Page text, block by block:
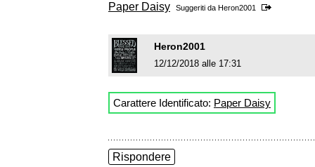
Paper Daisy Suggeriti da Heron2001
Heron2001
12/12/2018 alle 17:31
Carattere Identificato: Paper Daisy
Rispondere